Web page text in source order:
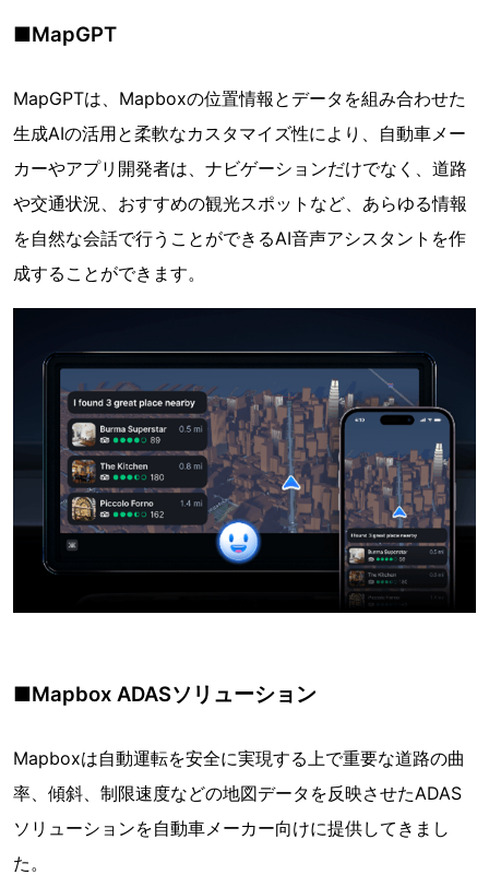
■MapGPT
MapGPTは、Mapboxの位置情報とデータを組み合わせた
生成AIの活用と柔軟なカスタマイズ性により、自動車メー
カーやアプリ開発者は、ナビゲーションだけでなく、道路
や交通状況、おすすめの観光スポットなど、あらゆる情報
を自然な会話で行うことができるAI音声アシスタントを作
成することができます。
■Mapbox ADASソリューション
Mapboxは自動運転を安全に実現する上で重要な道路の曲
率、傾斜、制限速度などの地図データを反映させたADAS
ソリューションを自動車メーカー向けに提供してきまし
た。